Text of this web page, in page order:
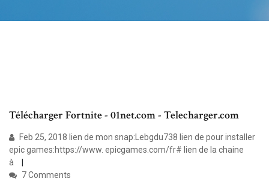
Télécharger Fortnite - 01net.com - Telecharger.com
Feb 25, 2018 lien de mon snap:Lebgdu738 lien de pour installer
epic games:https://www. epicgames.com/fr# lien de la chaine
à
7 Comments